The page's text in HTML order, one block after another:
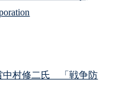
中村修二氏 「戦争防